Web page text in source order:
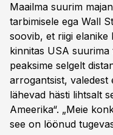
Maailma suurim
tarbimisele ega Wall
soovib, et riigi
kinnitas USA
peaksime selgelt
arrogantsist, valedest
lähevad hästi lihtsalt
Ameerika“. „Meie
see on löönud